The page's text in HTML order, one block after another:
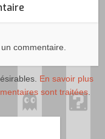
commentaire.
En savoir plus
sont traitées